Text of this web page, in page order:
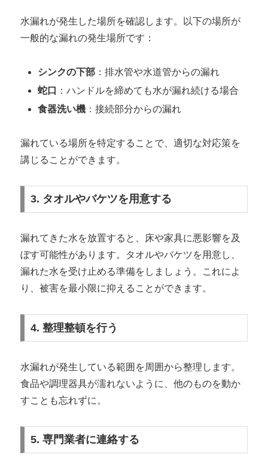
水漏れが発生した場所を確認します。以下の場所が
一般的な漏れの発生場所です：
シンクの下部：排水管や水道管からの漏れ
蛇口
：ハンドルを締めても水が漏れ続ける場合
食器洗い機：接続部分からの漏れ
漏れている場所を特定することで、適切な対応策を
講じることができます。
3. タオルやバケツを用意する
漏れてきた水を放置すると、床や家具に悪影響を及
ぼす可能性があります。タオルやバケツを用意し、
漏れた水を受け止める準備をしましょう。これによ
り、被害を最小限に抑えることができます。
4. 整理整頓を行う
水漏れが発生している範囲を周囲から整理します。
食品や調理器具が濡れないように、他のものを動か
すことも忘れずに。
5. 専門業者に連絡する